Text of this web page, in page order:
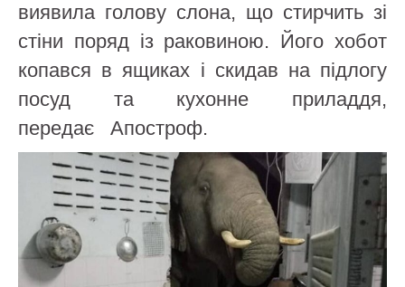
виявила голову слона, що стирчить зі
стіни поряд із раковиною. Його хобот
копався в ящиках і скидав на підлогу
посуд та кухонне приладдя,
передає Апостроф.